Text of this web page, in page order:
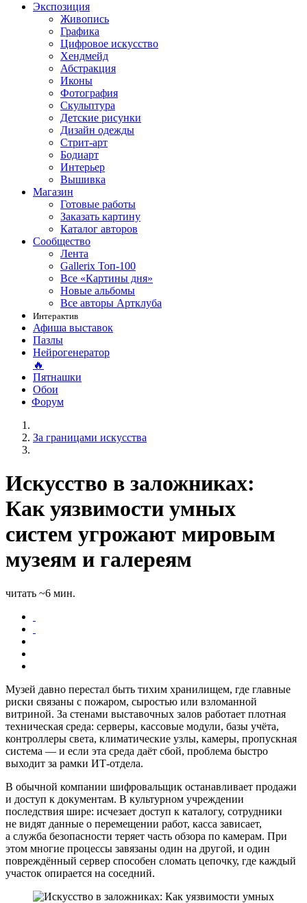
Экспозиция
Живопись
Графика
Цифровое искусство
Хендмейд
Абстракция
Иконы
Фотография
Скульптура
Детские рисунки
Дизайн одежды
Стрит-арт
Бодиарт
Интерьер
Вышивка
Магазин
Готовые работы
Заказать картину
Каталог авторов
Сообщество
Лента
Gallerix Топ-100
Все «Картины дня»
Новые альбомы
Все авторы Артклуба
Интерактив
Афиша выставок
Пазлы
Нейрогенератор
🔥
Пятнашки
Обои
Форум
За границами искусства
Искусство в заложниках:
Как уязвимости умных
систем угрожают мировым
музеям и галереям
читать ~6 мин.
Музей давно перестал быть тихим хранилищем, где главные
риски связаны с пожаром, сыростью или взломанной
витриной. За стенами выставочных залов работает плотная
техническая среда: серверы, кассовые модули, базы учёта,
контроллеры света, климатические узлы, камеры, пропускная
система — и если эта среда даёт сбой, проблема быстро
выходит за рамки ИТ-отдела.
В обычной компании шифровальщик останавливает продажи
и доступ к документам. В культурном учреждении
последствия шире: исчезает доступ к каталогу, сотрудники
не видят данные о перемещении работ, касса зависает,
а служба безопасности теряет часть обзора по камерам. При
этом многие процессы завязаны один на другой, и один
повреждённый сервер способен сломать цепочку, где каждый
участок опирается на соседний.